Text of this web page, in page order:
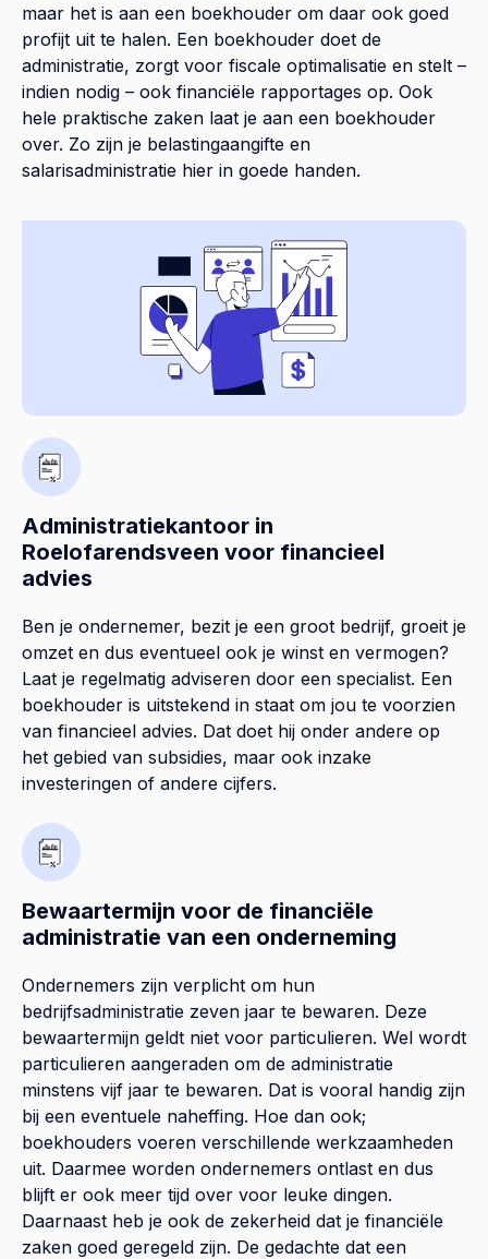
maar het is aan een boekhouder om daar ook goed
profijt uit te halen. Een boekhouder doet de
administratie, zorgt voor fiscale optimalisatie en stelt –
indien nodig – ook financiële rapportages op. Ook
hele praktische zaken laat je aan een boekhouder
over. Zo zijn je belastingaangifte en
salarisadministratie hier in goede handen.
Administratiekantoor in
Roelofarendsveen voor financieel
advies
Ben je ondernemer, bezit je een groot bedrijf, groeit je
omzet en dus eventueel ook je winst en vermogen?
Laat je regelmatig adviseren door een specialist. Een
boekhouder is uitstekend in staat om jou te voorzien
van financieel advies. Dat doet hij onder andere op
het gebied van subsidies, maar ook inzake
investeringen of andere cijfers.
Bewaartermijn voor de financiële
administratie van een onderneming
Ondernemers zijn verplicht om hun
bedrijfsadministratie zeven jaar te bewaren. Deze
bewaartermijn geldt niet voor particulieren. Wel wordt
particulieren aangeraden om de administratie
minstens vijf jaar te bewaren. Dat is vooral handig zijn
bij een eventuele naheffing. Hoe dan ook;
boekhouders voeren verschillende werkzaamheden
uit. Daarmee worden ondernemers ontlast en dus
blijft er ook meer tijd over voor leuke dingen.
Daarnaast heb je ook de zekerheid dat je financiële
zaken goed geregeld zijn. De gedachte dat een